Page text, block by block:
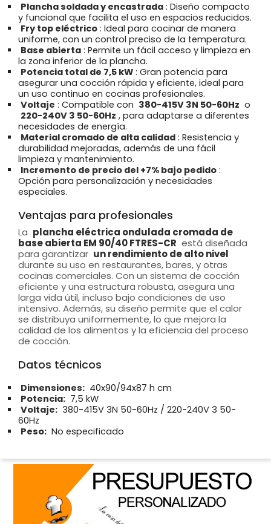
Plancha soldada y encastrada : Diseño compacto
y funcional que facilita el uso en espacios reducidos.
Fry top eléctrico : Ideal para cocinar de manera
uniforme, con un control preciso de la temperatura.
Base abierta : Permite un fácil acceso y limpieza en
la zona inferior de la plancha.
Potencia total de 7,5 kW : Gran potencia para
asegurar una cocción rápida y eficiente, ideal para
un uso continuo en cocinas profesionales.
Voltaje : Compatible con 380-415V 3N 50-60Hz o
220-240V 3 50-60Hz , para adaptarse a diferentes
necesidades de energía.
Material cromado de alta calidad : Resistencia y
durabilidad mejoradas, además de una fácil
limpieza y mantenimiento.
Incremento de precio del +7% bajo pedido :
Opción para personalización y necesidades
especiales.
Ventajas para profesionales
La plancha eléctrica ondulada cromada de
base abierta EM 90/40 FTRES-CR está diseñada
para garantizar un rendimiento de alto nivel
durante su uso en restaurantes, bares, y otras
cocinas comerciales. Con un sistema de cocción
eficiente y una estructura robusta, asegura una
larga vida útil, incluso bajo condiciones de uso
intensivo. Además, su diseño permite que el calor
se distribuya uniformemente, lo que mejora la
calidad de los alimentos y la eficiencia del proceso
de cocción.
Datos técnicos
Dimensiones: 40x90/94x87 h cm
Potencia: 7,5 kW
Voltaje: 380-415V 3N 50-60Hz / 220-240V 3 50-
60Hz
Peso: No especificado